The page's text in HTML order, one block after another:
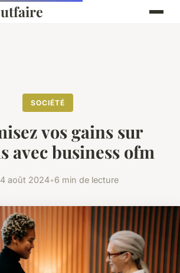
SOCIÉTÉ
vos gains sur
avec business ofm
4 août 2024•6 min de lecture